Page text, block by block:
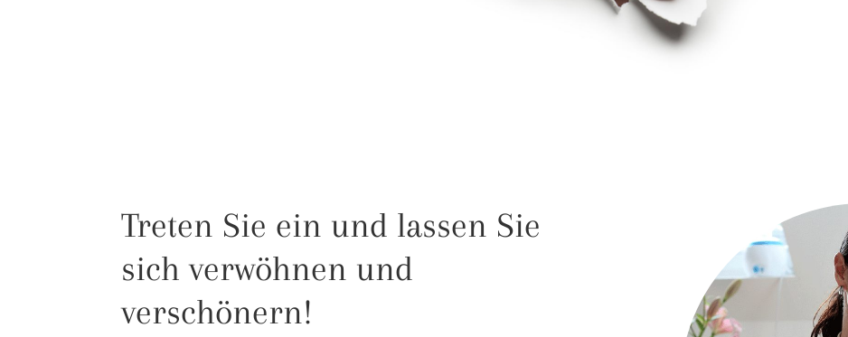
Treten Sie ein und lassen Sie
sich verwöhnen und
verschönern!